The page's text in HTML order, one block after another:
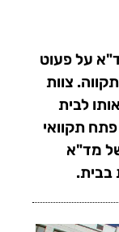
על פעוט
צוות
לבית
תקוואי
מד"א
בבית.